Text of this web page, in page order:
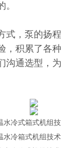
式，泵的扬
，积累了各
通选型，为